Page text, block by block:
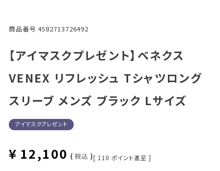
商品番号 4582713726492
【アイマスクプレゼント】ベネクス
VENEX リフレッシュ Tシャツロング
スリーブ メンズ ブラック Lサイズ
アイマスクプレゼント
¥ 12,100 税込 [ 110 ポイント進呈 ]